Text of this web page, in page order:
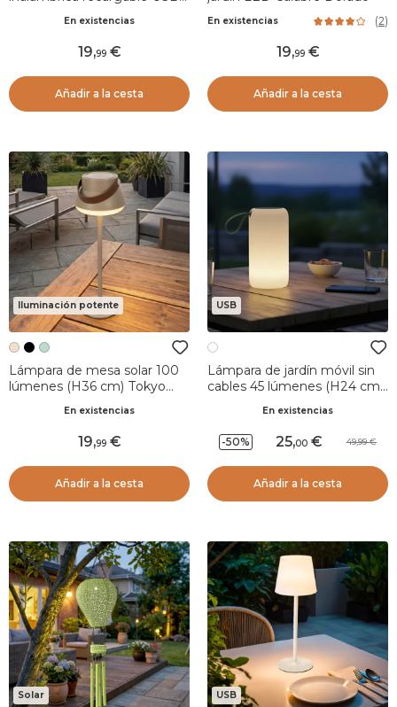
En existencias
19,99
Añadir a la cesta
En existencias (2)
19,99
Añadir a la cesta
Iluminación potente
Lámpara de mesa solar 100
lúmenes (H36 cm) Tokyo
En existencias
19,99
Añadir a la cesta
USB
Lámpara de jardín móvil sin
cables 45 lúmenes (H24 cm)
En existencias
-50% 25,00 49,99
Añadir a la cesta
Solar USB